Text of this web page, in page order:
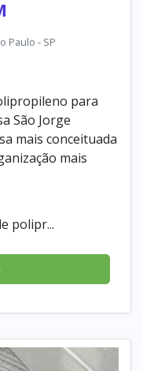
Paulo - SP
para
São Jorge
mais conceituada
mais
polipr...